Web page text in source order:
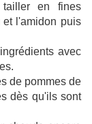
en fines
l'amidon puis
avec
de pommes de
dès qu'ils sont